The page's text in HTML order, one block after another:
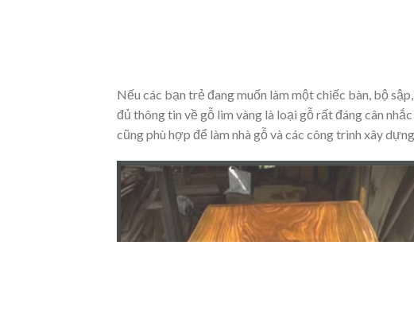
Nếu các bạn trẻ đang muốn làm một chiếc bàn, bộ
đủ thông tin về gỗ lim vàng là loại gỗ rất đáng cân
cũng phù hợp để làm nhà gỗ và các công trình xây dựng.